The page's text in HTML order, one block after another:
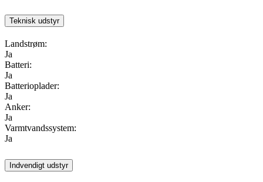
Teknisk udstyr
Landstrøm:
Ja
Batteri:
Ja
Batterioplader:
Ja
Anker:
Ja
Varmtvandssystem:
Ja
Indvendigt udstyr